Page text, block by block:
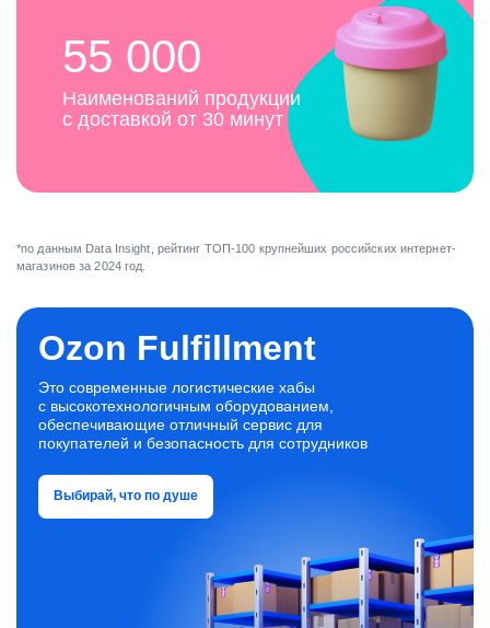
55 000
Наименований продукции
с доставкой от 30 минут
*по данным Data Insight, рейтинг ТОП-100 крупнейших российских интернет-
магазинов за 2024 год.
Ozon Fulfillment
Это современные логистические хабы
с высокотехнологичным оборудованием,
обеспечивающие отличный сервис для
покупателей и безопасность для сотрудников
Выбирай, что по душе